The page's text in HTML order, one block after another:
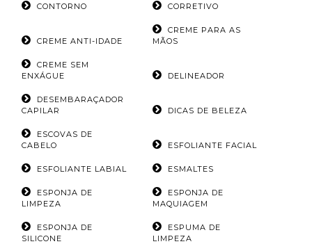
CONTORNO CORRETIVO
CREME ANTI-IDADE
CREME PARA AS
MÃOS
CREME SEM
ENXÁGUE
DELINEADOR
DESEMBARAÇADOR
CAPILAR
DICAS DE BELEZA
ESCOVAS DE
CABELO
ESFOLIANTE FACIAL
ESFOLIANTE LABIAL ESMALTES
ESPONJA DE
LIMPEZA
ESPONJA DE
MAQUIAGEM
ESPONJA DE
SILICONE
ESPUMA DE
LIMPEZA